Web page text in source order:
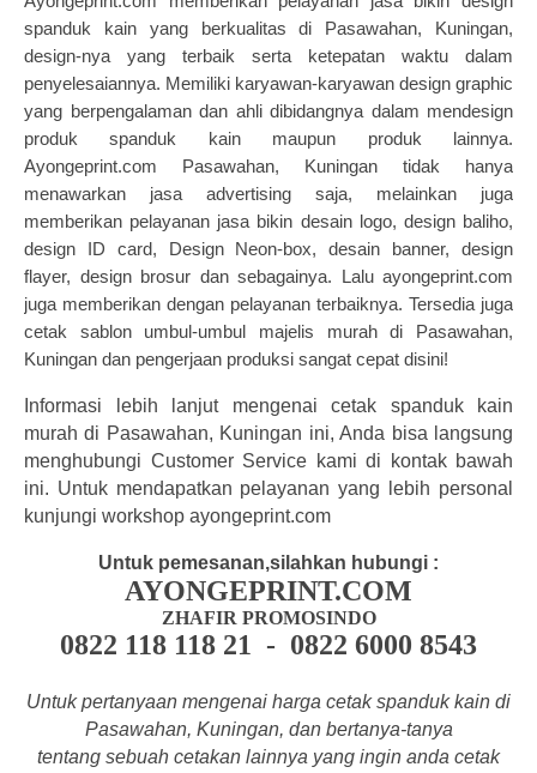
spanduk kain yang berkualitas di Pasawahan, Kuningan,
design-nya yang terbaik serta ketepatan waktu dalam
penyelesaiannya. Memiliki karyawan-karyawan design graphic
yang berpengalaman dan ahli dibidangnya dalam mendesign
produk spanduk kain maupun produk lainnya.
Ayongeprint.com Pasawahan, Kuningan tidak hanya
menawarkan jasa advertising saja, melainkan juga
memberikan pelayanan jasa bikin desain logo, design baliho,
design ID card, Design Neon-box, desain banner, design
flayer, design brosur dan sebagainya. Lalu ayongeprint.com
juga memberikan dengan pelayanan terbaiknya. Tersedia juga
cetak sablon umbul-umbul majelis murah di Pasawahan,
Kuningan dan pengerjaan produksi sangat cepat disini!
Informasi lebih lanjut mengenai cetak spanduk kain
murah di Pasawahan, Kuningan ini, Anda bisa langsung
menghubungi Customer Service kami di kontak bawah
ini. Untuk mendapatkan pelayanan yang lebih personal
kunjungi workshop ayongeprint.com
Untuk pemesanan,silahkan hubungi :
AYONGEPRINT.COM
ZHAFIR PROMOSINDO
0822 118 118 21 - 0822 6000 8543
Untuk pertanyaan mengenai harga cetak spanduk kain di
Pasawahan, Kuningan, dan bertanya-tanya
tentang sebuah cetakan lainnya yang ingin anda cetak